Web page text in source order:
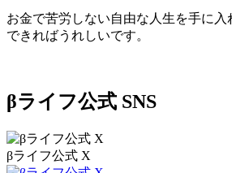
お金で苦労しない自由な人生を手に
できればうれしいです。
βライフ公式 SNS
βライフ公式 X